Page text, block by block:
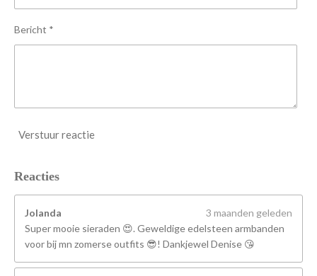
e
Bericht *
Verstuur reactie
Reacties
Jolanda
3 maanden geleden
Super mooie sieraden 😍. Geweldige edelsteen armbanden
voor bij mn zomerse outfits 😎! Dankjewel Denise 😘